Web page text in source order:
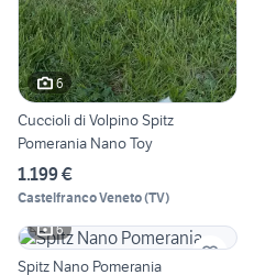
6
Cuccioli di Volpino Spitz
Pomerania Nano Toy
1.199 €
Castelfranco Veneto(TV)
6
Spitz Nano Pomerania